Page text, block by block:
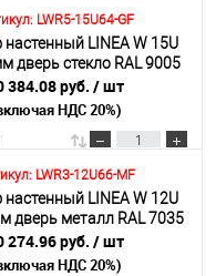
В корзину
LWR5-15U64-GF
LINEA W 15U
дверь стекло RAL 9005
384.08 руб. / шт
НДС 20%)
В корзину
LWR3-12U66-MF
LINEA W 12U
дверь металл RAL 7035
274.96 руб. / шт
НДС 20%)